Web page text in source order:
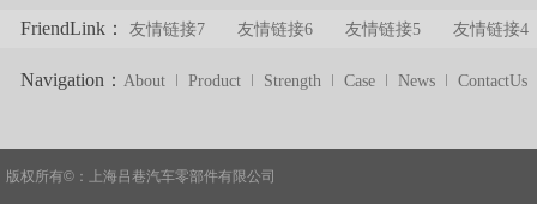
FriendLink： 友情链接7 友情链接6 友情链接5 友情链接4
Navigation： About Product Strength Case News ContactUs
版权所有© ： 上海吕巷汽车零部件有限公司